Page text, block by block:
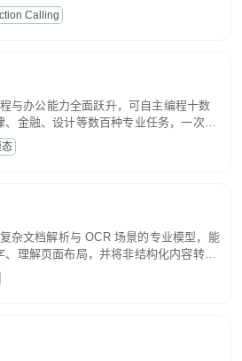
常对话、内容创作、基础 RAG、批量
Calling
与办公能力全面跃升，可自主编程十数
、金融、设计等数百种专业任务，一次对
生视觉理解贯穿规划、执行与验证全流
深度语义解析。长程任务中自主规划与
态
杂文档解析与 OCR 场景的专业模型，能
、理解页面布局，并将非结构化内容转换
的结构化结果。